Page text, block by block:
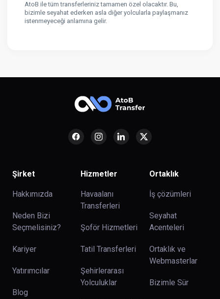
AtoB ile tüm transferleriniz tamamen özel olacaktır. Bu,
bizimle seyahat ederken asla diğer yolcularla paylaşmanız
istenmeyeceği anlamına gelir.
Şirket
Hakkımızda
Neden Bizi
Seçmelisiniz?
Kariyer
Yatırımcılar
Blog
Hizmetler
Havaalanı
Transferleri
Şoför Hizmetleri
Tatil Transferleri
Şehirlerarası
Yolculuklar
Ortaklık
İş çözümleri
Seyahat
Acenteleri
Ortaklık ve
Webmasterlar
Bizimle Sür